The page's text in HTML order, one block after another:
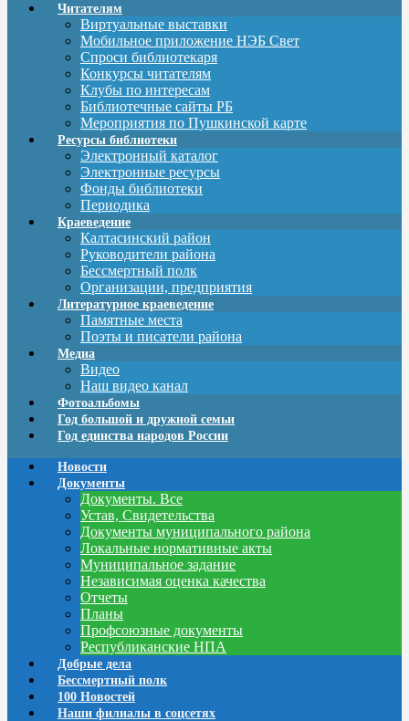
Читателям
Виртуальные выставки
Мобильное приложение НЭБ Свет
Спроси библиотекаря
Конкурсы читателям
Клубы по интересам
Библиотечные сайты РБ
Мероприятия по Пушкинской карте
Ресурсы библиотеки
Электронный каталог
Электронные ресурсы
Фонды библиотеки
Периодика
Краеведение
Калтасинский район
Руководители района
Бессмертный полк
Организации, предприятия
Литературное краеведение
Памятные места
Поэты и писатели района
Медиа
Видео
Наш видео канал
Фотоальбомы
Год большой и дружной семьи
Год единства народов России
Новости
Документы
Документы. Все
Устав, Свидетельства
Документы муниципального района
Локальные нормативные акты
Муниципальное задание
Независимая оценка качества
Отчеты
Планы
Профсоюзные документы
Республиканские НПА
Добрые дела
Бессмертный полк
100 Новостей
Наши филиалы в соцсетях